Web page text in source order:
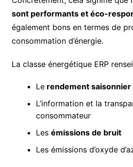
sont performants et éco-
également bons en termes de
consommation d’énergie.
La classe énergétique ERP
Lerendement saisonnier
L’information et la
consommateur
Les émissions de bruit
Les émissions d’oxyde